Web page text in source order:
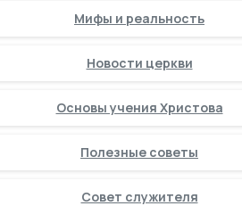
Мифы и реальность
Новости церкви
Основы учения Христова
Полезные советы
Совет служителя